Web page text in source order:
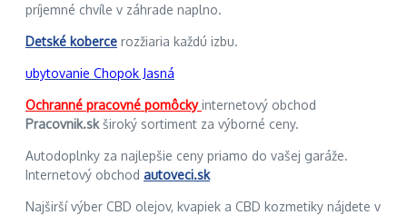
príjemné chvíle v záhrade naplno.
Detské koberce rozžiaria každú izbu.
ubytovanie Chopok Jasná
Ochranné pracovné pomôckyinternetový obchod
Pracovnik.skširoký sortiment za výborné ceny.
Autodoplnky za najlepšie ceny priamo do vašej garáže.
Internetový obchod autoveci.sk
Najširší výber CBD olejov, kvapiek a CBD kozmetiky nájdete v